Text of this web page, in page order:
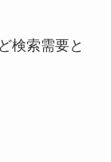
検索需要と